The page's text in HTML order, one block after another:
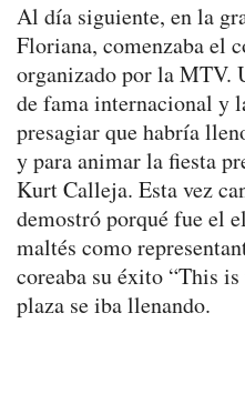
Al día siguiente, en la
Floriana, comenzaba el
organizado por la MTV.
de fama internacional y
presagiar que habría
y para animar la fiesta
Kurt Calleja. Esta vez
demostró porqué fue el
maltés como
coreaba su éxito “This
plaza se iba llenando.